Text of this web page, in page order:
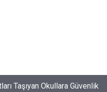
Taşıyan Okullara Güvenlik